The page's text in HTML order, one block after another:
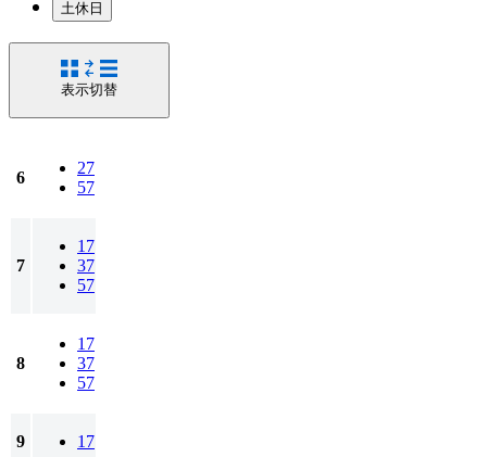
土休日
表示切替
6
27
57
7
17
37
57
8
17
37
57
9 17